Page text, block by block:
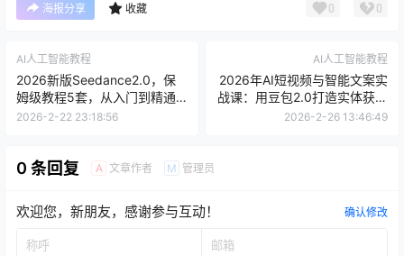
海报分享 收藏 0 0
AI人工智能教程
2026新版Seedance2.0，保
姆级教程5套，从入门到精通
的AI影视创作全栈指南
2026-2-22 23:18:56
AI人工智能教程
2026年AI短视频与智能文案实
战课：用豆包2.0打造实体获客
新体系
2026-2-26 13:46:49
0 条回复 A 文章作者 M 管理员
欢迎您，新朋友，感谢参与互动！ 确认修改